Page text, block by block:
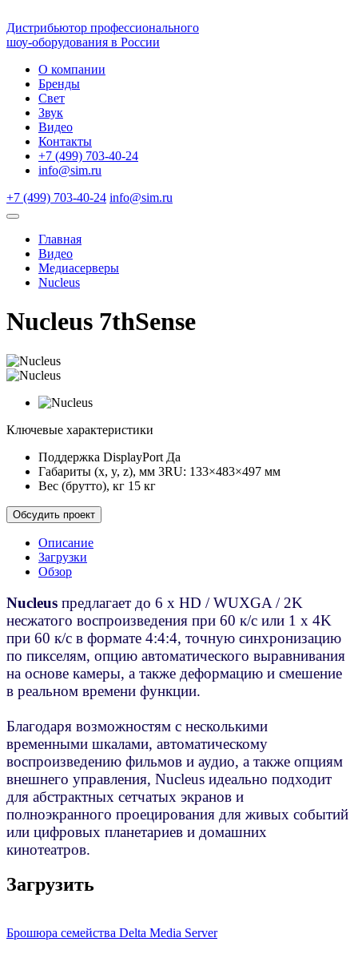
Дистрибьютор профессионального
шоу-оборудования в России
О компании
Бренды
Свет
Звук
Видео
Контакты
+7 (499) 703-40-24
info@sim.ru
+7 (499) 703-40-24 info@sim.ru
Главная
Видео
Медиасерверы
Nucleus
Nucleus 7thSense
Ключевые характеристики
Поддержка DisplayPort Да
Габариты (x, y, z), мм 3RU: 133×483×497 мм
Вес (брутто), кг 15 кг
Обсудить проект
Описание
Загрузки
Обзор
Nucleus предлагает до 6 x HD / WUXGA / 2K
несжатого воспроизведения при 60 к/с или 1 x 4K
при 60 к/с в формате 4:4:4, точную синхронизацию
по пикселям, опцию автоматического выравнивания
на основе камеры, а также деформацию и смешение
в реальном времени функции.
Благодаря возможностям с несколькими
временными шкалами, автоматическому
воспроизведению фильмов и аудио, а также опциям
внешнего управления, Nucleus идеально подходит
для абстрактных сетчатых экранов и
полноэкранного проецирования для живых событий
или цифровых планетариев и домашних
кинотеатров.
Загрузить
Брошюра семейства Delta Media Server